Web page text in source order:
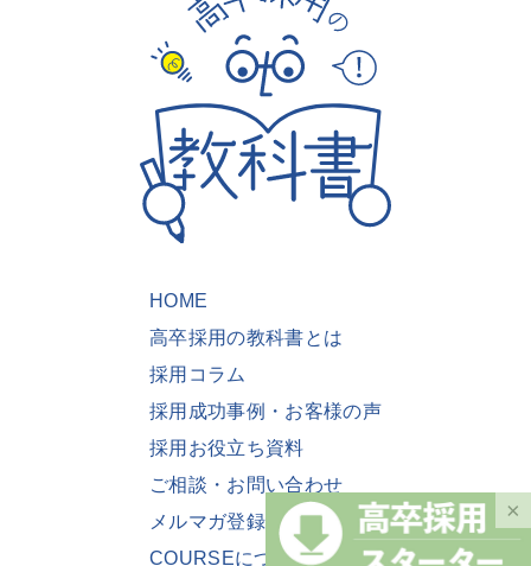
HOME
高卒採用の教科書とは
採用コラム
採用成功事例・お客様の声
採用お役立ち資料
ご相談・お問い合わせ
メルマガ登録
COURSEについて
×